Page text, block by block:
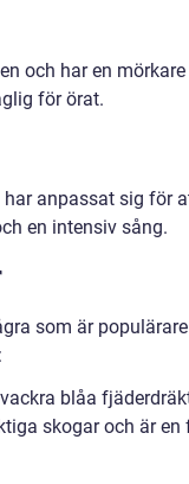
och har en mörkare
för örat.
anpassat sig för
en intensiv sång.
som är
blåa
skogar och är en